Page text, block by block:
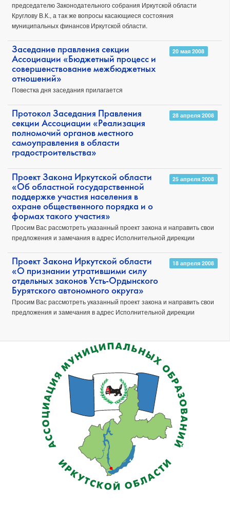
председателю Законодательного собрания Иркутской области
Круглову В.К., а так же вопросы касающиеся состояния
муниципальных финансов Иркутской области.
Заседание правления секции
Ассоциации «Бюджетный процесс и
совершенствование межбюджетных
отношений»
20 мая 2008
Повестка дня заседания прилагается
Протокол Заседания Правления
секции Ассоциации «Реализация
полномочий органов местного
самоуправления в области
градостроительства»
28 апреля 2008
Проект Закона Иркутской области
«Об областной государственной
поддержке участия населения в
охране общественного порядка и о
формах такого участия»
25 апреля 2008
Просим Вас рассмотреть указанный проект закона и направить свои
предложения и замечания в адрес Исполнительной дирекции
Проект Закона Иркутской области
«О признании утратившими силу
отдельных законов Усть-Ордынского
Бурятского автономного округа»
18 апреля 2008
Просим Вас рассмотреть указанный проект закона и направить свои
предложения и замечания в адрес Исполнительной дирекции